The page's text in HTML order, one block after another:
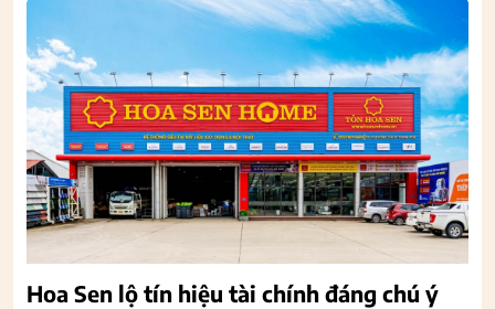
Hoa Sen lộ tín hiệu tài chính đáng chú ý